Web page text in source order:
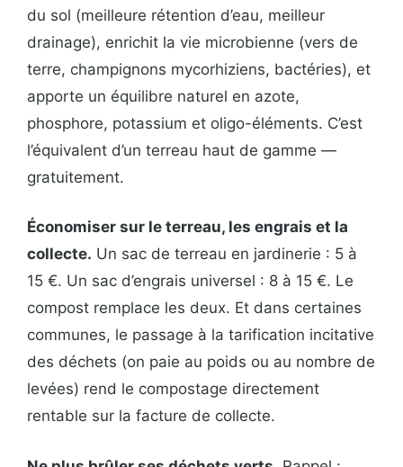
du sol (meilleure rétention d’eau, meilleur
drainage), enrichit la vie microbienne (vers de
terre, champignons mycorhiziens, bactéries), et
apporte un équilibre naturel en azote,
phosphore, potassium et oligo-éléments. C’est
l’équivalent d’un terreau haut de gamme —
gratuitement.
Économiser sur le terreau, les engrais et la
collecte. Un sac de terreau en jardinerie : 5 à
15 €. Un sac d’engrais universel : 8 à 15 €. Le
compost remplace les deux. Et dans certaines
communes, le passage à la tarification incitative
des déchets (on paie au poids ou au nombre de
levées) rend le compostage directement
rentable sur la facture de collecte.